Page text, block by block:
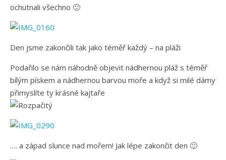
ochutnali všechno 🙂
Den jsme zakončili tak jako téměř každý – na pláži
Podařilo se nám náhodně objevit nádhernou pláž s téměř
bílým pískem a nádhernou barvou moře a když si milé dámy
přimyslíte ty krásné kajtaře
…. a západ slunce nad mořem! Jak lépe zakončit den 🙂